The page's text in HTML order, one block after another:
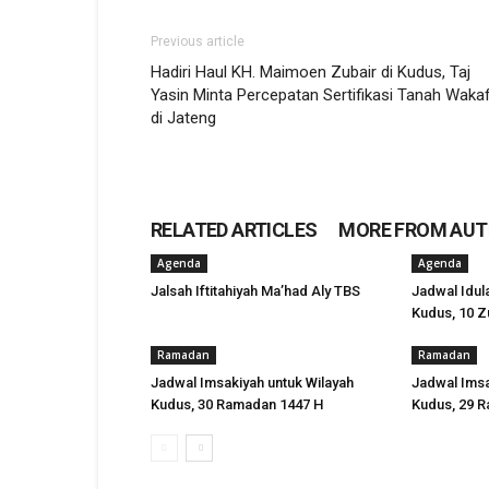
Previous article
Hadiri Haul KH. Maimoen Zubair di Kudus, Taj
Yasin Minta Percepatan Sertifikasi Tanah
di Jateng
RELATED ARTICLES MORE FROM
Agenda
Jalsah Iftitahiyah Ma’had Aly TBS
Agenda
Jadwal
Kudus, 10
Ramadan
Jadwal Imsakiyah untuk Wilayah
Kudus, 30 Ramadan 1447 H
Ramadan
Jadwal
Kudus, 29